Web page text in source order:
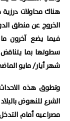
هناك محاولات درزية
الخروج عن منطق
فيما يضع آخرون
سطوتها بما
شهر أيار/ مايو
وتطوق هذه
الشرع للنهوض
مصراعيه أمام